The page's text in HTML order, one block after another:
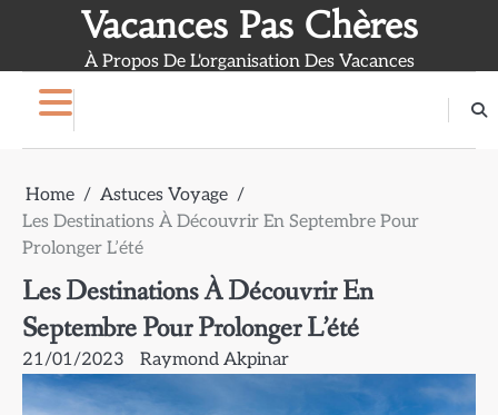
Vacances Pas Chères
À Propos De L'organisation Des Vacances
Home
Astuces Voyage
Les Destinations À Découvrir En Septembre Pour
Prolonger L’été
Les Destinations À Découvrir En
Septembre Pour Prolonger L’été
21/01/2023 Raymond Akpinar